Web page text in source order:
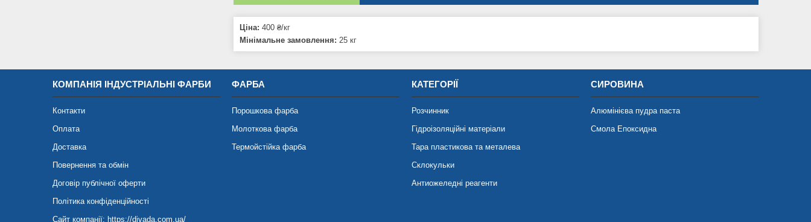
Ціна: 400 ₴/кг
Мінімальне замовлення: 25 кг
КОМПАНІЯ ІНДУСТРІАЛЬНІ ФАРБИ
Контакти
Оплата
Доставка
Повернення та обмін
Договір публічної оферти
Політика конфіденційності
Сайт компанії: https://divada.com.ua/
ФАРБА
Порошкова фарба
Молоткова фарба
Термойстійка фарба
КАТЕГОРІЇ
Розчинник
Гідроізоляційні матеріали
Тара пластикова та металева
Склокульки
Антиожеледні реагенти
СИРОВИНА
Алюмінієва пудра паста
Смола Епоксидна